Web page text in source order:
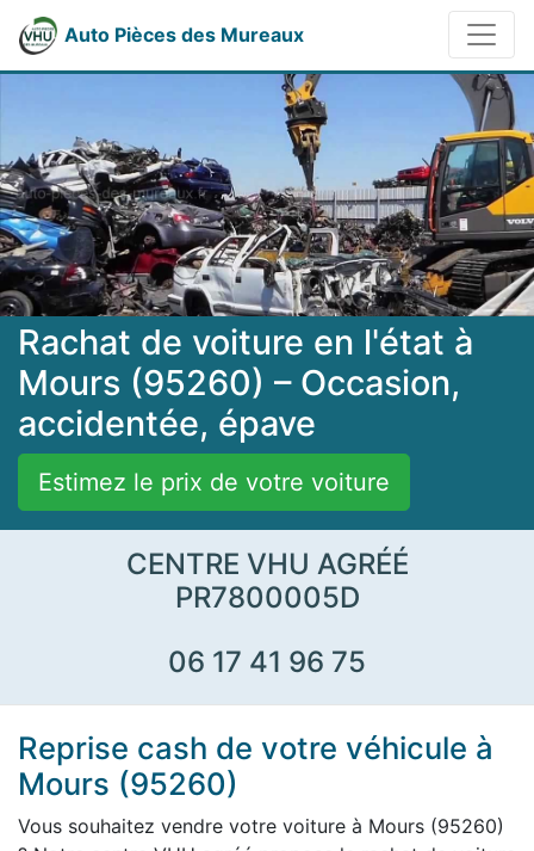
Auto Pièces des Mureaux
Rachat de voiture en l'état à
Mours (95260) – Occasion,
accidentée, épave
Estimez le prix de votre voiture
CENTRE VHU AGRÉÉ
PR7800005D
06 17 41 96 75
Reprise cash de votre véhicule à
Mours (95260)
Vous souhaitez vendre votre voiture à Mours (95260)